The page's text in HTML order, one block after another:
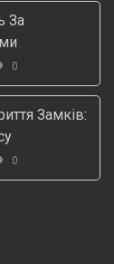
За
0
Замків:
0